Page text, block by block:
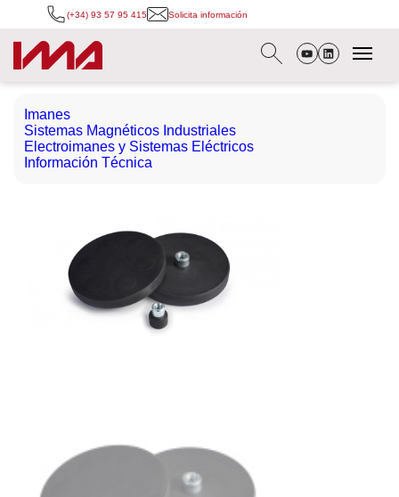
(+34) 93 57 95 415 Solicita información
Imanes
Sistemas Magnéticos Industriales
Electroimanes y Sistemas Eléctricos
Información Técnica